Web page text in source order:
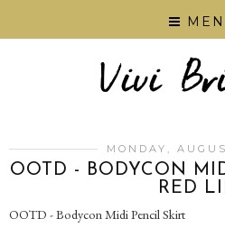
MONDAY,
OOTD - BODYCON
RED
OOTD - Bodycon Midi Pencil Skirt